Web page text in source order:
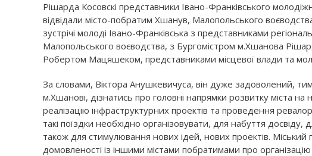
Рішарда Косовскі представники Івано-Франківського
відвідали місто-побратим Хшанув, Малопольського
зустрічі молоді Івано-Франківська з представниками
Малопольського воєводства, з Бургомістром м.Хшанова
Робертом Мацяшеком, представниками місцевої влади та
За словами, Віктора Анушкевичуса, він дуже задоволений,
м.Хшанові, дізнатись про головні напрямки розвитку міста на
реалізацію інфраструктурних проектів та проведення
такі поїздки необхідно організовувати, для набуття
також для стимулювання нових ідей, нових проектів.
домовленості із іншими містами побратимами про